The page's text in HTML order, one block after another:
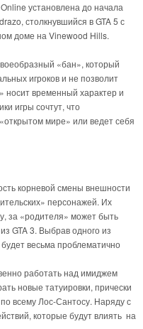
установлена до начала
столкнувшийся в GTA 5 с
доме на Vinewood Hills.
«бан», который
игроков и не позволит
носит временный характер и
игры сочтут, что
мире» или ведет себя
корневой смены внешности
персонажей. Их
за «родителя» может быть
GTA 3. Выбрав одного из
весьма проблематично
работать над имиджем
новые татуировки, прически
всему Лос-Сантосу. Наряду с
которые будут влиять на